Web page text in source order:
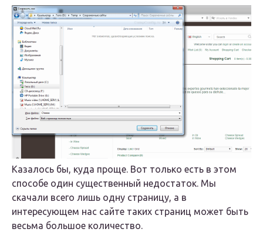
Казалось бы, куда проще. Вот только есть в этом
способе один существенный недостаток. Мы
скачали всего лишь одну страницу, а в
интересующем нас сайте таких страниц может быть
весьма большое количество.